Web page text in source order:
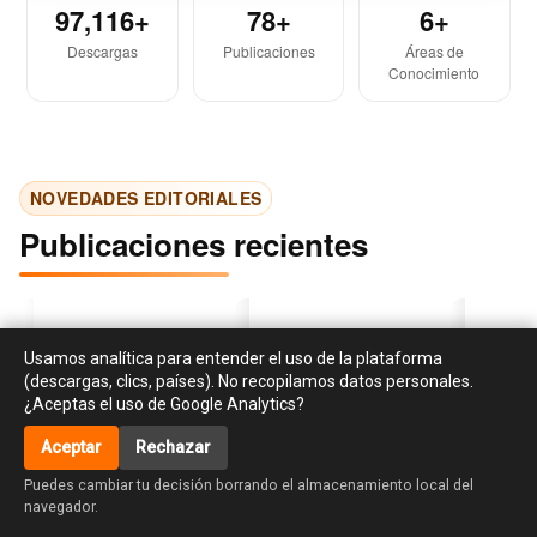
Usamos analítica para entender el uso de la plataforma
(descargas, clics, países). No recopilamos datos personales.
¿Aceptas el uso de Google Analytics?
Aceptar Rechazar
Puedes cambiar tu decisión borrando el almacenamiento local del
navegador.
97,116+
Descargas
78+
Publicaciones
6+
Áreas de
Conocimiento
NOVEDADES EDITORIALES
Publicaciones recientes
Investigación en
responsabilidad social y
sostenibilidad:
Libro de cocina para el
‹